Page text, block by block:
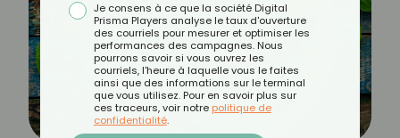
Je consens à ce que la société Digital
Prisma Players analyse le taux d'ouverture
des courriels pour mesurer et optimiser les
performances des campagnes. Nous
pourrons savoir si vous ouvrez les
courriels, l'heure à laquelle vous le faites
ainsi que des informations sur le terminal
que vous utilisez. Pour en savoir plus sur
ces traceurs, voir notre politique de
confidentialité.